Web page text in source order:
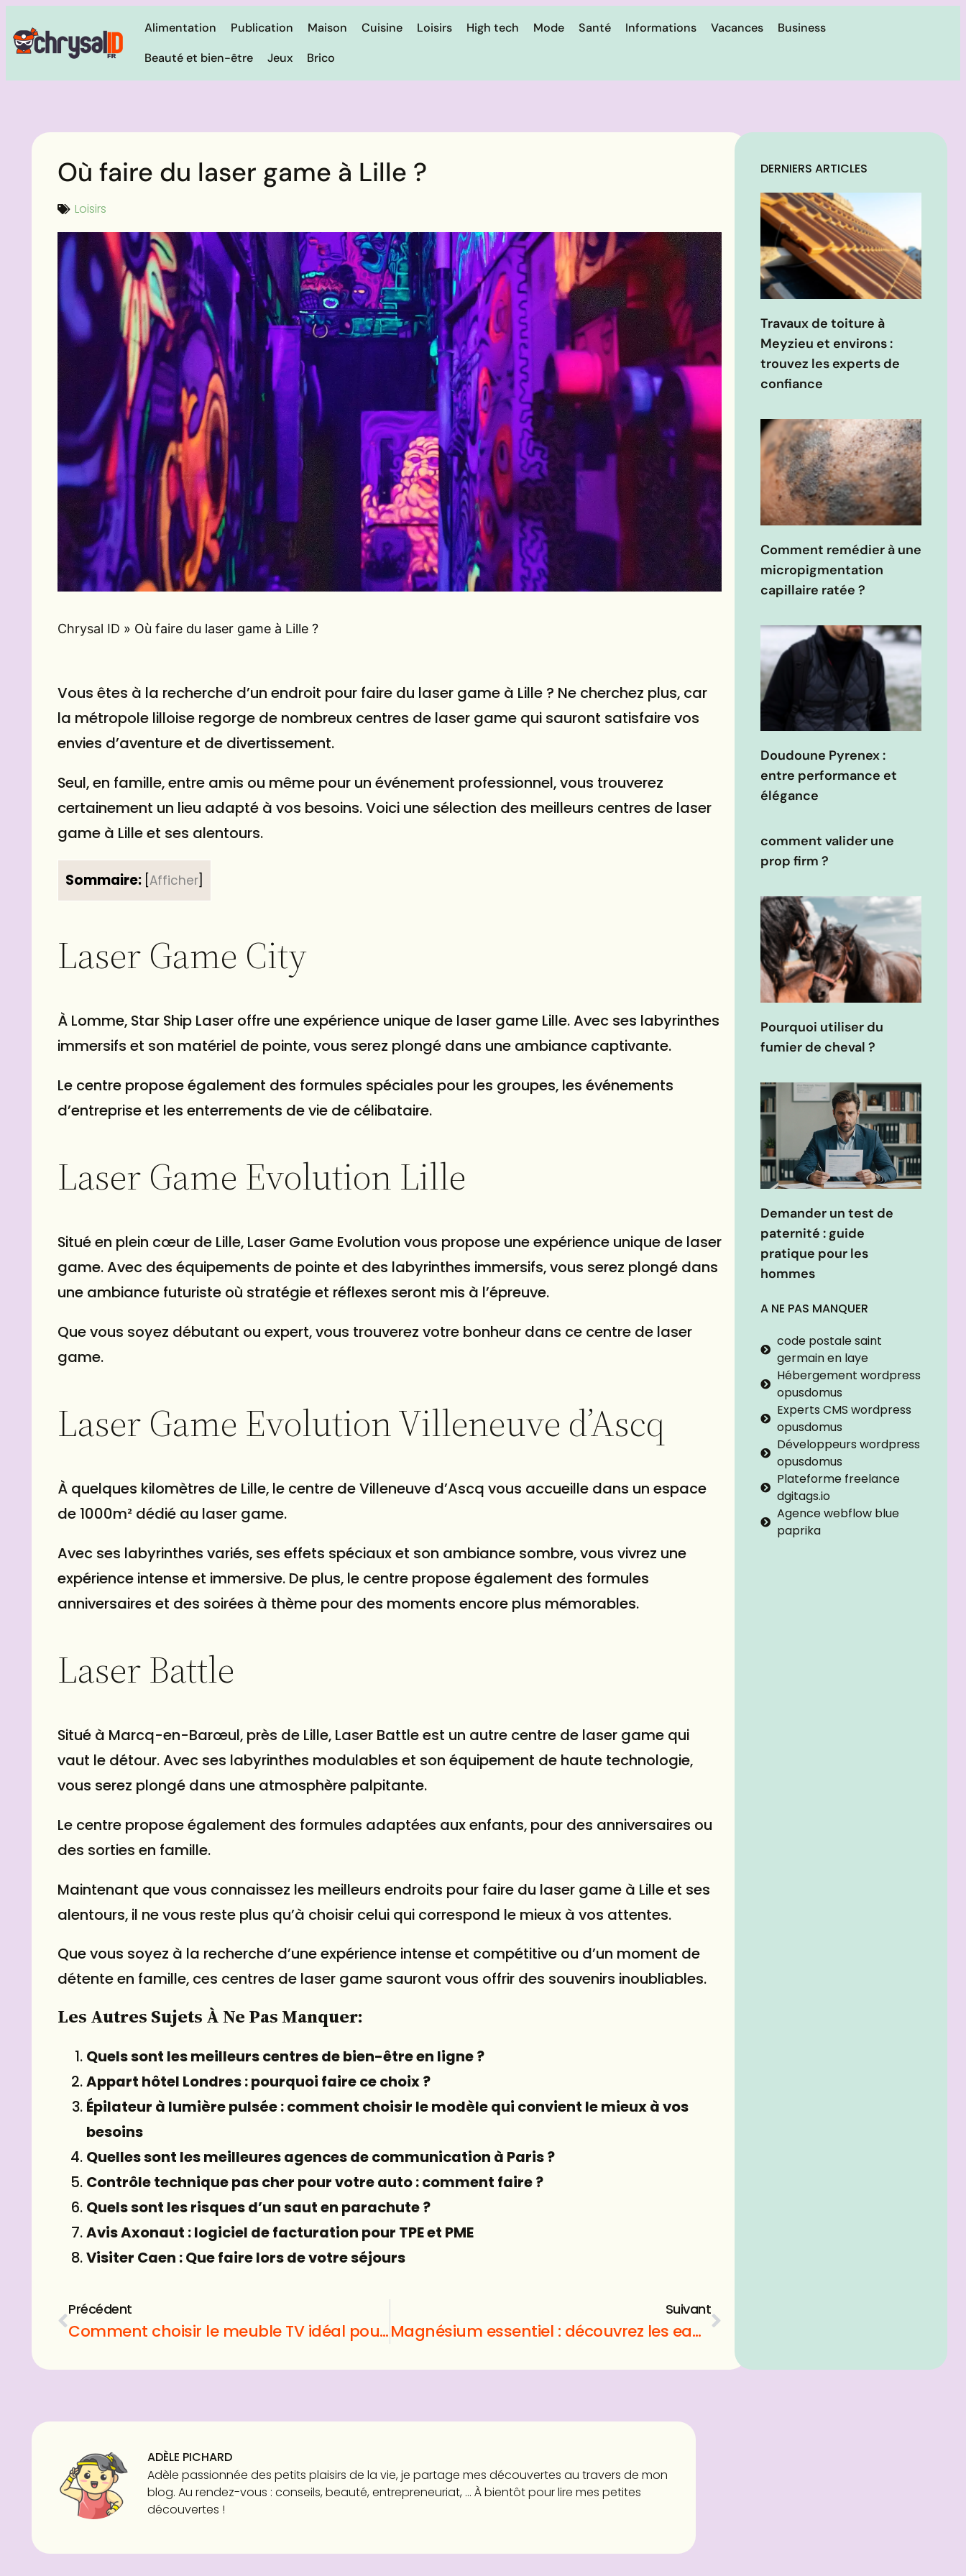
Alimentation Publication Maison Cuisine Loisirs High tech Mode Santé Informations Vacances
Business
Beauté et bien-être
Jeux Brico
Où faire du laser game à Lille ?
Loisirs
Chrysal ID » Où faire du laser game à Lille ?
Vous êtes à la recherche d’un endroit pour faire du laser game à Lille ? Ne cherchez plus, car
la métropole lilloise regorge de nombreux centres de laser game qui sauront satisfaire vos
envies d’aventure et de divertissement.
Seul, en famille, entre amis ou même pour un événement professionnel, vous trouverez
certainement un lieu adapté à vos besoins. Voici une sélection des meilleurs centres de laser
game à Lille et ses alentours.
Sommaire: Afficher
Laser Game City
À Lomme, Star Ship Laser offre une expérience unique de laser game Lille. Avec ses labyrinthes
immersifs et son matériel de pointe, vous serez plongé dans une ambiance captivante.
Le centre propose également des formules spéciales pour les groupes, les événements
d’entreprise et les enterrements de vie de célibataire.
Laser Game Evolution Lille
Situé en plein cœur de Lille, Laser Game Evolution vous propose une expérience unique de laser
game. Avec des équipements de pointe et des labyrinthes immersifs, vous serez plongé dans
une ambiance futuriste où stratégie et réflexes seront mis à l’épreuve.
Que vous soyez débutant ou expert, vous trouverez votre bonheur dans ce centre de laser
game.
Laser Game Evolution Villeneuve d’Ascq
À quelques kilomètres de Lille, le centre de Villeneuve d’Ascq vous accueille dans un espace
de 1000m² dédié au laser game.
Avec ses labyrinthes variés, ses effets spéciaux et son ambiance sombre, vous vivrez une
expérience intense et immersive. De plus, le centre propose également des formules
anniversaires et des soirées à thème pour des moments encore plus mémorables.
Laser Battle
Situé à Marcq-en-Barœul, près de Lille, Laser Battle est un autre centre de laser game qui
vaut le détour. Avec ses labyrinthes modulables et son équipement de haute technologie,
vous serez plongé dans une atmosphère palpitante.
Le centre propose également des formules adaptées aux enfants, pour des anniversaires ou
des sorties en famille.
Maintenant que vous connaissez les meilleurs endroits pour faire du laser game à Lille et ses
alentours, il ne vous reste plus qu’à choisir celui qui correspond le mieux à vos attentes.
Que vous soyez à la recherche d’une expérience intense et compétitive ou d’un moment de
détente en famille, ces centres de laser game sauront vous offrir des souvenirs inoubliables.
Les Autres Sujets À Ne Pas Manquer:
Quels sont les meilleurs centres de bien-être en ligne ?
Appart hôtel Londres : pourquoi faire ce choix ?
Épilateur à lumière pulsée : comment choisir le modèle qui convient le mieux à vos
besoins
Quelles sont les meilleures agences de communication à Paris ?
Contrôle technique pas cher pour votre auto : comment faire ?
Quels sont les risques d’un saut en parachute ?
Avis Axonaut : logiciel de facturation pour TPE et PME
Visiter Caen : Que faire lors de votre séjours
Précédent
Comment choisir le meuble TV idéal pour votre salon ?
Suivant
Magnésium essentiel : découvrez les eaux minérales les plus riches en magnésium
DERNIERS ARTICLES
Travaux de toiture à
Meyzieu et environs :
trouvez les experts de
confiance
Comment remédier à une
micropigmentation
capillaire ratée ?
Doudoune Pyrenex :
entre performance et
élégance
comment valider une
prop firm ?
Pourquoi utiliser du
fumier de cheval ?
Demander un test de
paternité : guide
pratique pour les
hommes
A NE PAS MANQUER
code postale saint
germain en laye
Hébergement wordpress
opusdomus
Experts CMS wordpress
opusdomus
Développeurs wordpress
opusdomus
Plateforme freelance
dgitags.io
Agence webflow blue
paprika
ADÈLE PICHARD
Adèle passionnée des petits plaisirs de la vie, je partage mes découvertes au travers de mon
blog. Au rendez-vous : conseils, beauté, entrepreneuriat, ... À bientôt pour lire mes petites
découvertes !